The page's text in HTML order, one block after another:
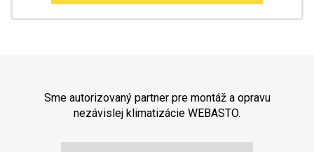
Sme autorizovaný partner pre montáž a opravu
nezávislej klimatizácie WEBASTO.